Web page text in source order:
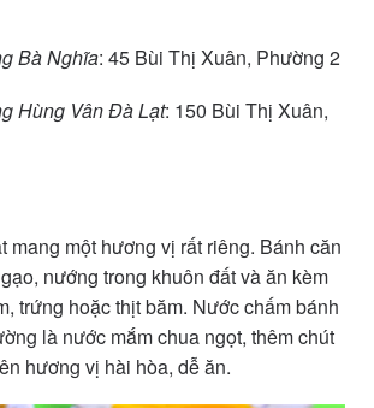
Bà Nghĩa: 45 Bùi Thị Xuân, Phường 2
Hùng Vân Đà Lạt: 150 Bùi Thị Xuân,
mang một hương vị rất riêng. Bánh căn
nướng trong khuôn đất và ăn kèm
trứng hoặc thịt băm. Nước chấm bánh
là nước mắm chua ngọt, thêm chút
hương vị hài hòa, dễ ăn.